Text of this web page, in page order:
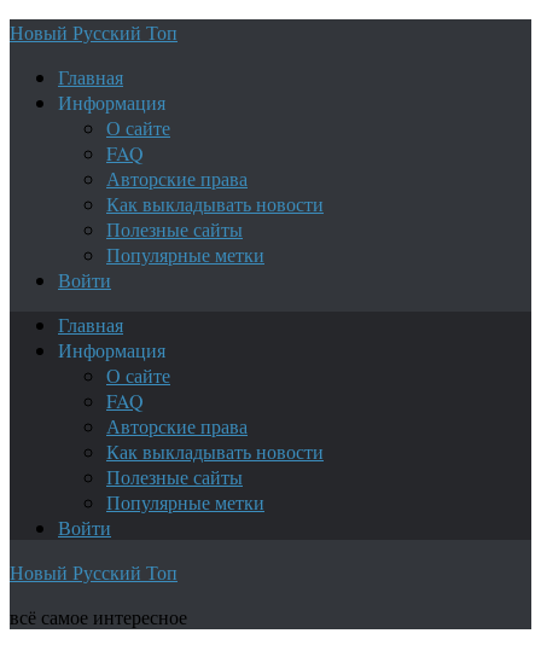
Новый Русский Топ
Главная
Информация
О сайте
FAQ
Авторские права
Как выкладывать новости
Полезные сайты
Популярные метки
Войти
Главная
Информация
О сайте
FAQ
Авторские права
Как выкладывать новости
Полезные сайты
Популярные метки
Войти
Новый Русский Топ
всё самое интересное